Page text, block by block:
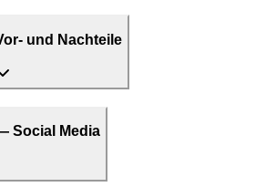
und Nachteile
Social Media